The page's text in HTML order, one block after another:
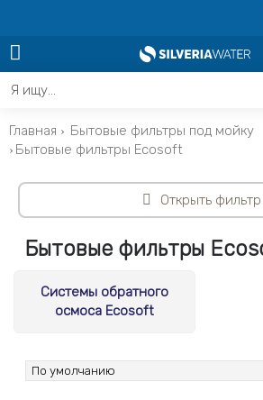
Главная
Бытовые фильтры под мойку
Бытовые фильтры Ecosoft
Открыть фильтр
Бытовые фильтры
Системы обратного
осмоса Ecosoft